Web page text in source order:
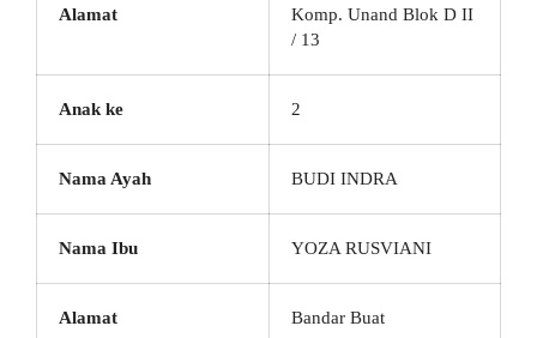
Alamat
Komp. Unand Blok D II
/ 13
Anak ke 2
Nama Ayah BUDI INDRA
Nama Ibu YOZA RUSVIANI
Alamat Bandar Buat